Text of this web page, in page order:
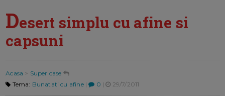
Desert simplu cu afine si
capsuni
Acasa > Super case
Tema: Bunatati cu afine| 0 | 29/7/2011